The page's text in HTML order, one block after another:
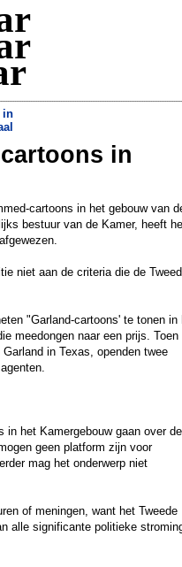
in
over Duitse lesauto heen
in
cartoons in het gebouw van
bestuur van de Kamer, heeft
niet aan de criteria die de
"Garland-cartoons' te tonen in
meedongen naar een prijs. Toen
in Texas, openden twee
in het Kamergebouw gaan over de
geen platform zijn voor
mag het onderwerp niet
of meningen, want het Tweede
alle significante politieke